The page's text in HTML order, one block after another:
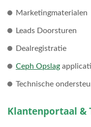
Marketingmaterialen
Leads Doorsturen
Dealregistratie
Ceph Opslag
Technische
Klantenportaal &